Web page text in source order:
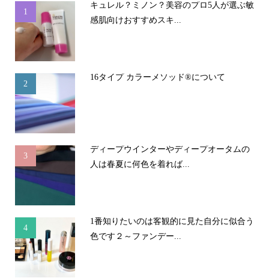
1
キュレル？ミノン？美容のプロ5人が選ぶ敏
感肌向けおすすめスキ...
2
16タイプ カラーメソッド®について
3
ディープウインターやディープオータムの
人は春夏に何色を着れば...
4
1番知りたいのは客観的に見た自分に似合う
色です２～ファンデー...